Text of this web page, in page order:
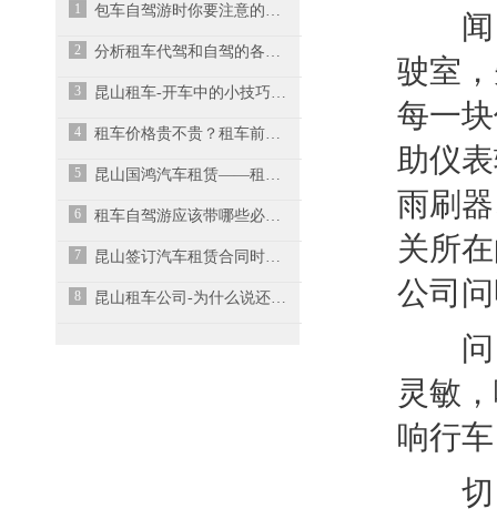
1 包车自驾游时你要注意的事项有哪些呢？-昆山汽车租赁
2 分析租车代驾和自驾的各自好处
3 昆山租车-开车中的小技巧，您知道几点？
4 租车价格贵不贵？租车前必看-昆山大巴车租赁
5 ​昆山国鸿汽车租赁——租车须知
6 租车自驾游应该带哪些必备品
7 昆山签订汽车租赁合同时一定要注意细节
8 昆山租车公司-为什么说还是租车最划算？
闻：
驶室
每一
助仪
雨刷
关所
公司
问：
灵敏
响行
切：